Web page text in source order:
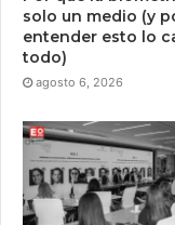
solo un medio (y
entender esto lo
todo)
agosto 6, 2026